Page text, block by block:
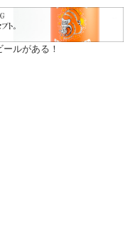
ルがある！